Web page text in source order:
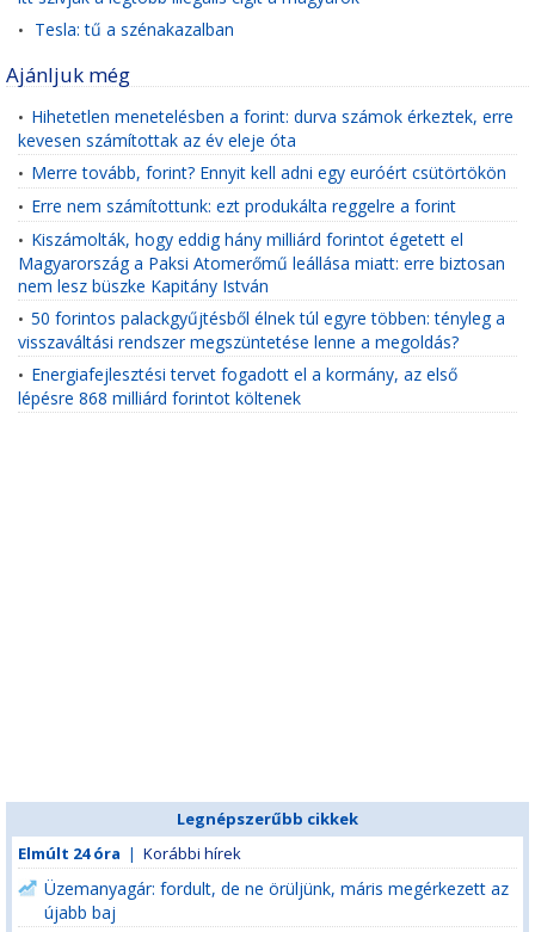
• Tesla: tű a szénakazalban
Ajánljuk még
• Hihetetlen menetelésben a forint: durva számok érkeztek, erre
kevesen számítottak az év eleje óta
• Merre tovább, forint? Ennyit kell adni egy euróért csütörtökön
• Erre nem számítottunk: ezt produkálta reggelre a forint
• Kiszámolták, hogy eddig hány milliárd forintot égetett el
Magyarország a Paksi Atomerőmű leállása miatt: erre biztosan
nem lesz büszke Kapitány István
• 50 forintos palackgyűjtésből élnek túl egyre többen: tényleg a
visszaváltási rendszer megszüntetése lenne a megoldás?
• Energiafejlesztési tervet fogadott el a kormány, az első
lépésre 868 milliárd forintot költenek
Legnépszerűbb cikkek
Elmúlt 24 óra | Korábbi hírek
Üzemanyagár: fordult, de ne örüljünk, máris megérkezett az
újabb baj